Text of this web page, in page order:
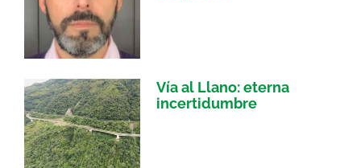
Vía al Llano: eterna
incertidumbre